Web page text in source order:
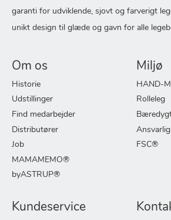
garanti for udviklende, sjovt og farverigt
unikt design til glæde og gavn for alle
Om os
Historie
Udstillinger
Find medarbejder
Distributører
Job
MAMAMEMO®
byASTRUP®
Miljø
HAND-
Rolleleg
FSC®
Kundeservice